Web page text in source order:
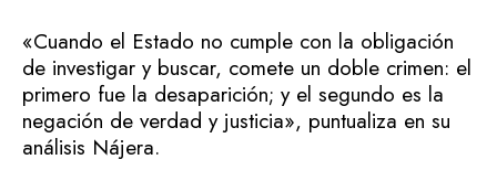
«Cuando el Estado no cumple con la obligación
de investigar y buscar, comete un doble crimen: el
primero fue la desaparición; y el segundo es la
negación de verdad y justicia», puntualiza en su
análisis Nájera.